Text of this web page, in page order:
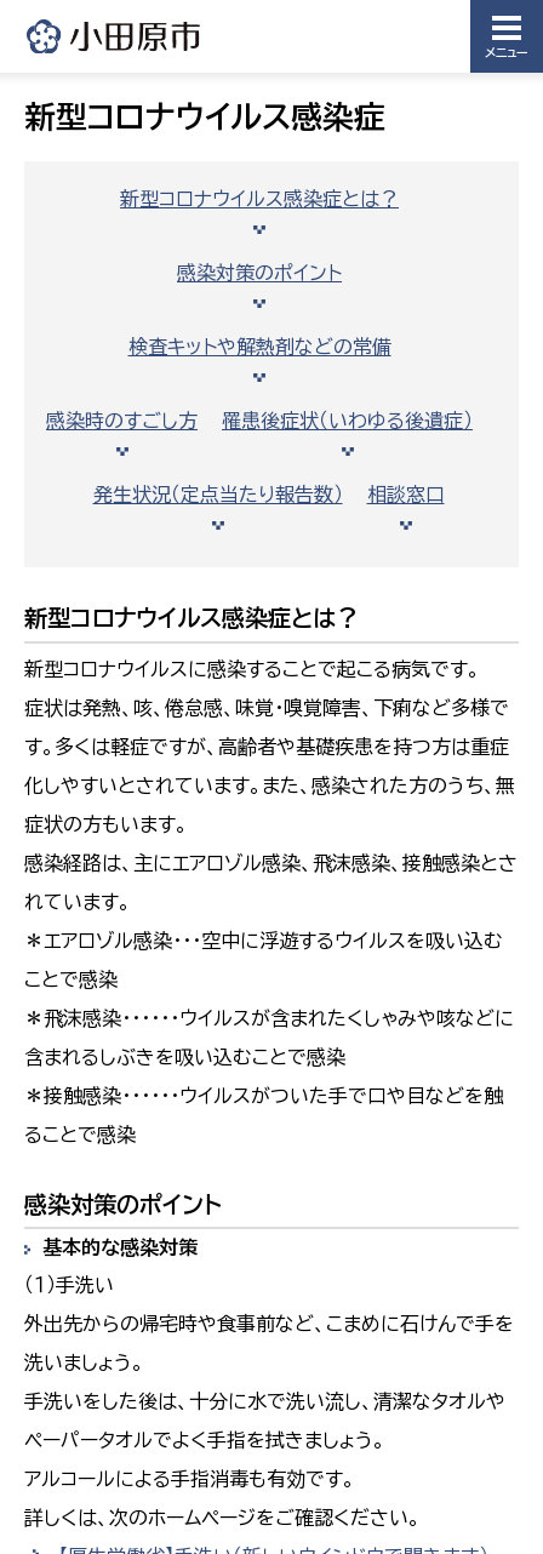
メニュー
新型コロナウイルス感染症
新型コロナウイルス感染症とは？
感染対策のポイント
検査キットや解熱剤などの常備
感染時のすごし方 罹患後症状（いわゆる後遺症）
発生状況（定点当たり報告数） 相談窓口
新型コロナウイルス感染症とは？
新型コロナウイルスに感染することで起こる病気です。
症状は発熱、咳、倦怠感、味覚・嗅覚障害、下痢など多様で
す。多くは軽症ですが、高齢者や基礎疾患を持つ方は重症
化しやすいとされています。また、感染された方のうち、無
症状の方もいます。
感染経路は、主にエアロゾル感染、飛沫感染、接触感染とさ
れています。
＊エアロゾル感染・・・空中に浮遊するウイルスを吸い込む
ことで感染
＊飛沫感染・・・・・・ウイルスが含まれたくしゃみや咳などに
含まれるしぶきを吸い込むことで感染
＊接触感染・・・・・・ウイルスがついた手で口や目などを触
ることで感染
感染対策のポイント
基本的な感染対策
（１）手洗い
外出先からの帰宅時や食事前など、こまめに石けんで手を
洗いましょう。
手洗いをした後は、十分に水で洗い流し、清潔なタオルや
ペーパータオルでよく手指を拭きましょう。
アルコールによる手指消毒も有効です。
詳しくは、次のホームページをご確認ください。